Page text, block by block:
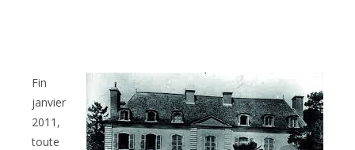
Fin
janvier
2011,
toute